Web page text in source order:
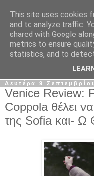
The
Κινηματογραφόφιλος
Δευτέρα 9
Venice Review:
Coppola θέλει
της Sofia και- Ω
This site uses cookies
and to analyze traffic.
shared with Google
metrics to ensure
statistics, and to detect